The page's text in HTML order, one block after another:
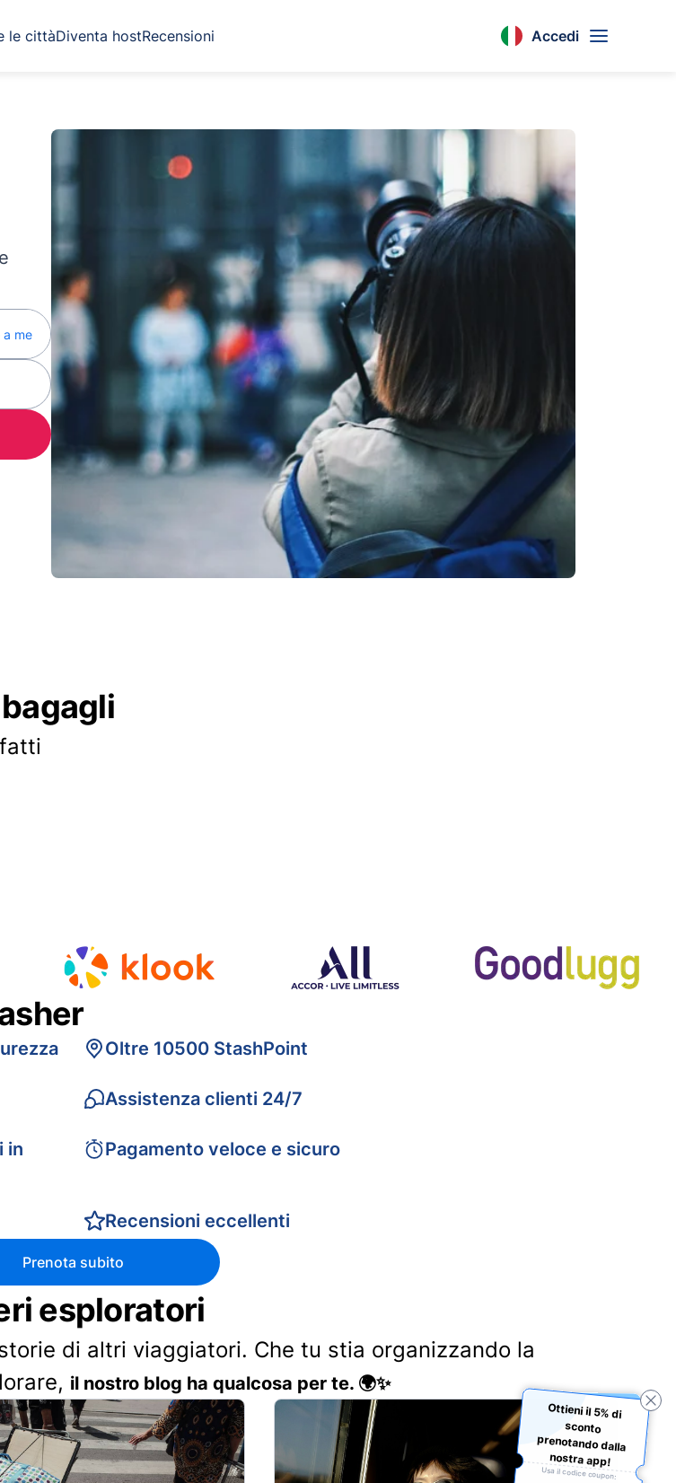
le cittàDiventa hostRecensioni Accedi
a me
in
Oltre 10500 StashPoint
Assistenza clienti 24/7
Pagamento veloce e sicuro
Recensioni eccellenti
Prenota subito
esploratori
di altri viaggiatori. Che tu stia organizzando la
il nostro blog ha qualcosa per te. 🌍✨
Ottieni il 5% di
sconto
prenotando dalla
nostra app!
Usa il codice coupon: